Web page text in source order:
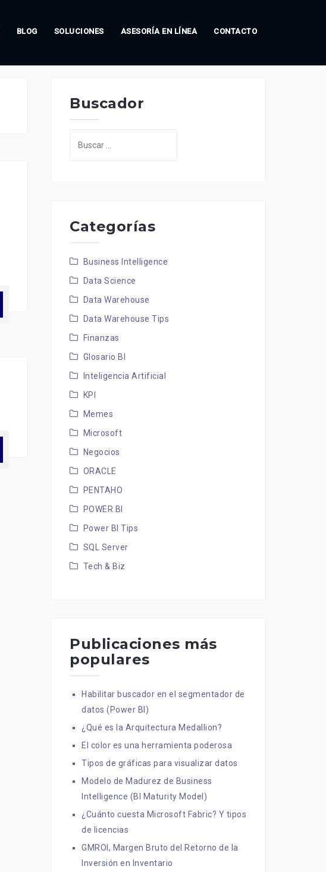
BLOG SOLUCIONES ASESORÍA EN LÍNEA CONTACTO
Buscador
Categorías
Business Intelligence
Data Science
Data Warehouse
Data Warehouse Tips
Finanzas
Glosario BI
Inteligencia Artificial
KPI
Memes
Microsoft
Negocios
ORACLE
PENTAHO
POWER BI
Power BI Tips
SQL Server
Tech & Biz
Publicaciones más
populares
Habilitar buscador en el segmentador de
datos (Power BI)
¿Qué es la Arquitectura Medallion?
El color es una herramienta poderosa
Tipos de gráficas para visualizar datos
Modelo de Madurez de Business
Intelligence (BI Maturity Model)
¿Cuánto cuesta Microsoft Fabric? Y tipos
de licencias
GMROI, Margen Bruto del Retorno de la
Inversión en Inventario